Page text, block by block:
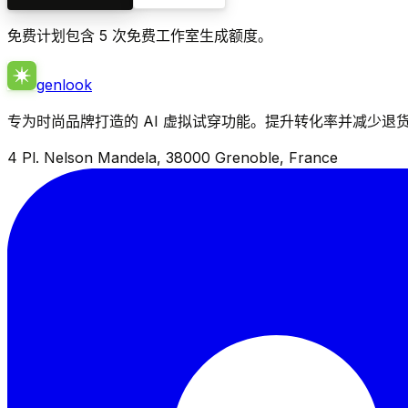
免费计划包含 5 次免费工作室生成额度。
genlook
专为时尚品牌打造的 AI 虚拟试穿功能。提升转化率并减少退
4 Pl. Nelson Mandela, 38000 Grenoble, France